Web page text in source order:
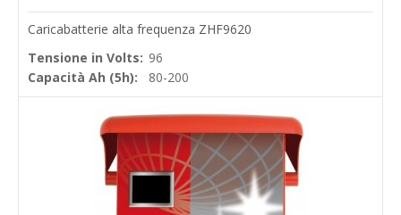
Caricabatterie alta frequenza ZHF9620
Tensione in Volts: 96
Capacità Ah (5h):
80-200